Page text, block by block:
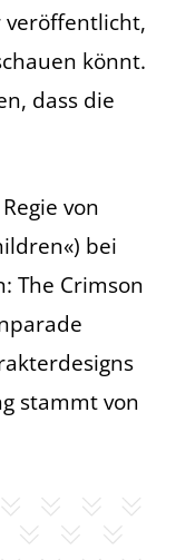
könnt.
dass die
von
bei
The Crimson
stammt von